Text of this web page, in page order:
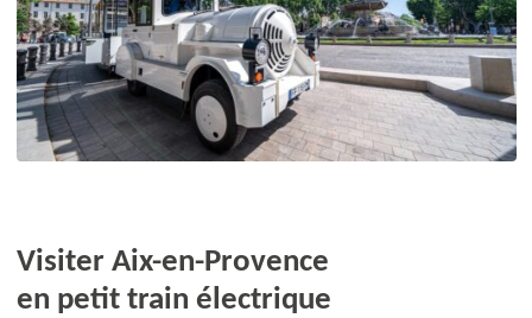
Visiter Aix-en-Provence
en petit train électrique